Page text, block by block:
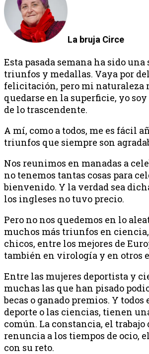
La bruja Circe
Esta pasada semana ha sido una
triunfos y medallas. Vaya por
felicitación, pero mi naturaleza
quedarse en la superficie, yo
de lo trascendente.
A mí, como a todos, me es fácil
triunfos que siempre son
Nos reunimos en manadas a
no tenemos tantas cosas para
bienvenido. Y la verdad sea
los ingleses no tuvo precio.
Pero no nos quedemos en lo
muchos más triunfos en
chicos, entre los mejores de
también en virología y en otros
Entre las mujeres deportista y
muchas las que han pisado
becas o ganado premios. Y todos
deporte o las ciencias, tienen
común. La constancia, el trabajo
renuncia a los tiempos de ocio,
con su reto.